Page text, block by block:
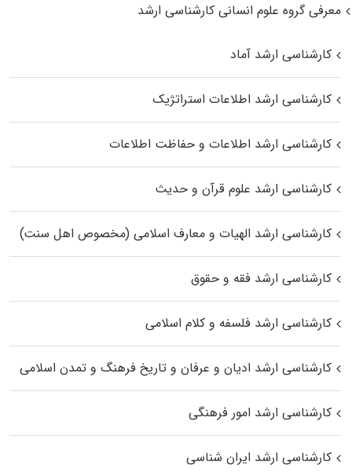
معرفی گروه علوم انسانی کارشناسی ارشد
کارشناسی ارشد آماد
کارشناسی ارشد اطلاعات استراتژیک
کارشناسی ارشد اطلاعات و حفاظت اطلاعات
کارشناسی ارشد علوم قرآن و حدیث
کارشناسی ارشد الهیات و معارف اسلامی (مخصوص اهل سنت)
کارشناسی ارشد فقه و حقوق
کارشناسی ارشد فلسفه و کلام اسلامی
کارشناسی ارشد ادیان و عرفان و تاریخ فرهنگ و تمدن اسلامی
کارشناسی ارشد امور فرهنگی
کارشناسی ارشد ایران شناسی